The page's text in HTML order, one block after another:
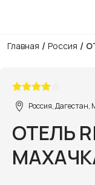
Главная / Россия /
Россия, Дагестан,
ОТЕЛЬ